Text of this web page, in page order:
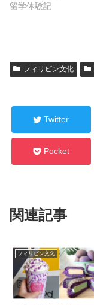
留学体験記
フィリピン文化
Twitter
Pocket
関連記事
フィリピン文化